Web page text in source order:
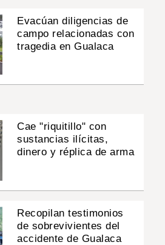
Evacúan diligencias de
campo relacionadas con
tragedia en Gualaca
Cae "riquitillo" con
sustancias ilícitas,
dinero y réplica de arma
Recopilan testimonios
de sobrevivientes del
accidente de Gualaca